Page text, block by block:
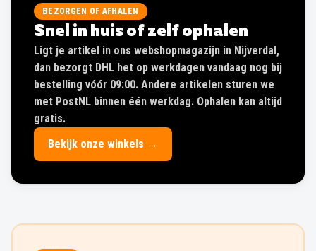
BEZORGEN OF AFHALEN
Snel in huis of zelf ophalen
Ligt je artikel in ons webshopmagazijn in Nijverdal,
dan bezorgt DHL het op werkdagen vandaag nog bij
bestelling vóór 09:00. Andere artikelen sturen we
met PostNL binnen één werkdag. Ophalen kan altijd
gratis.
Bekijk onze winkels →